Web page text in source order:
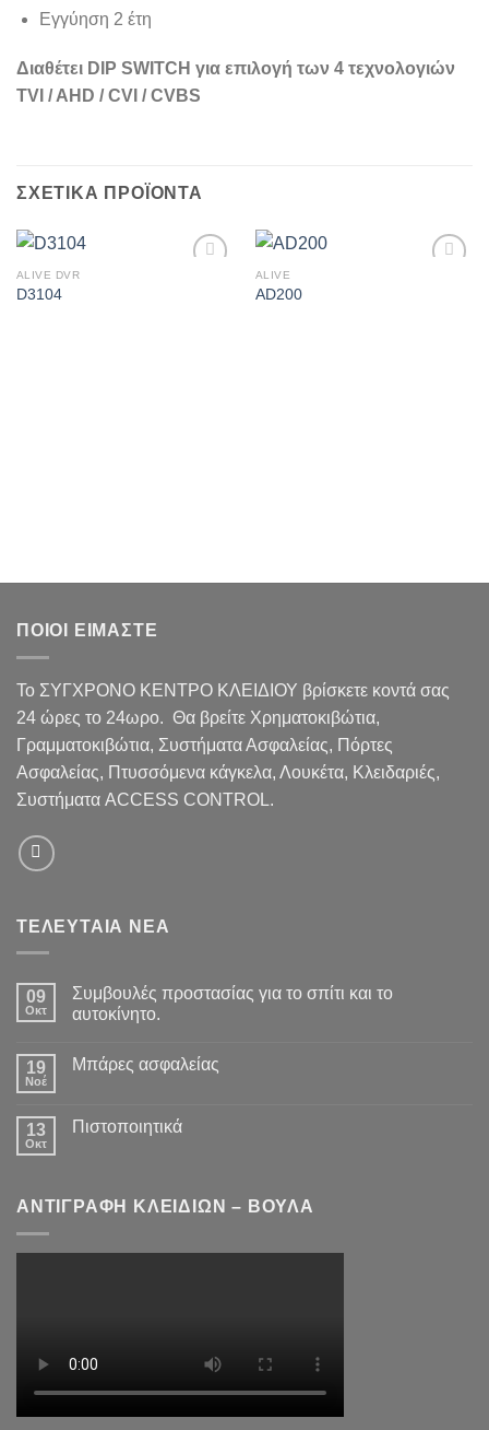
Εγγύηση 2 έτη
Διαθέτει DIP SWITCH για επιλογή των 4 τεχνολογιών
TVI / AHD / CVI / CVBS
ΣΧΕΤΙΚΆ ΠΡΟΪΌΝΤΑ
ALIVE DVR
D3104
ALIVE
AD200
ΠΟΙΟΙ ΕΙΜΑΣΤΕ
Το ΣΥΓΧΡΟΝΟ ΚΕΝΤΡΟ ΚΛΕΙΔΙΟΥ βρίσκετε κοντά σας
24 ώρες το 24ωρο. Θα βρείτε Χρηματοκιβώτια,
Γραμματοκιβώτια, Συστήματα Ασφαλείας, Πόρτες
Ασφαλείας, Πτυσσόμενα κάγκελα, Λουκέτα, Κλειδαριές,
Συστήματα ACCESS CONTROL.
ΤΕΛΕΥΤΑΙΑ ΝΕΑ
09
Οκτ
Συμβουλές προστασίας για το σπίτι και το
αυτοκίνητο.
19
Νοέ
Μπάρες ασφαλείας
13
Οκτ
Πιστοποιητικά
ΑΝΤΙΓΡΑΦΗ ΚΛΕΙΔΙΩΝ – ΒΟΥΛΑ